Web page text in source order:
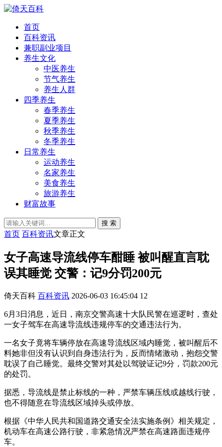
首页
百科资讯
兼职副业项目
养生文化
中医养生
节气养生
养生人群
四季养生
春季养生
夏季养生
秋季养生
冬季养生
日常养生
运动养生
名家养生
美食养生
旅游养生
财富故事
搜 索
首页 百科资讯文章正文
女子高速导流线停车酣睡 被叫醒直言耽
误其睡觉 交警：记9分罚200元
倚天百科 百科资讯 2026-06-03 16:45:04 12
6月3日消息，近日，南京交警高速十大队民警在巡逻时，查处
一女子驾车在高速导流线违规停车的交通违法行为。
一名女子竟将车辆停放在高速导流线区域内睡觉，被叫醒后不
料她非但没有认识到自身违法行为，反而情绪激动，抱怨交警
耽误了自己睡觉。最终交警对其处以驾驶证记9分，罚款200元
的处罚。
据悉，导流线是禁止标线的一种，严禁车辆压线或越线行驶，
也不得随意在导流线区域掉头或停放。
根据《中华人民共和国道路交通安全法实施条例》相关规定，
机动车在高速公路行驶，非紧急情况严禁在高速路面违规停
车。